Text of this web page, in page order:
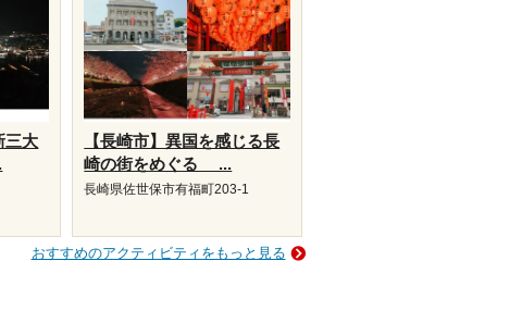
三大
【長崎市】異国を感じる長
崎の街をめぐる ...
長崎県佐世保市有福町203-1
おすすめのアクティビティをもっと見る